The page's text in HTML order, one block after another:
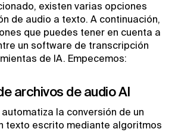
existen varias opciones
de audio a texto. A continuación,
que puedes tener en cuenta a
un software de transcripción
de IA. Empecemos:
archivos de audio AI
la conversión de un
texto escrito mediante algoritmos